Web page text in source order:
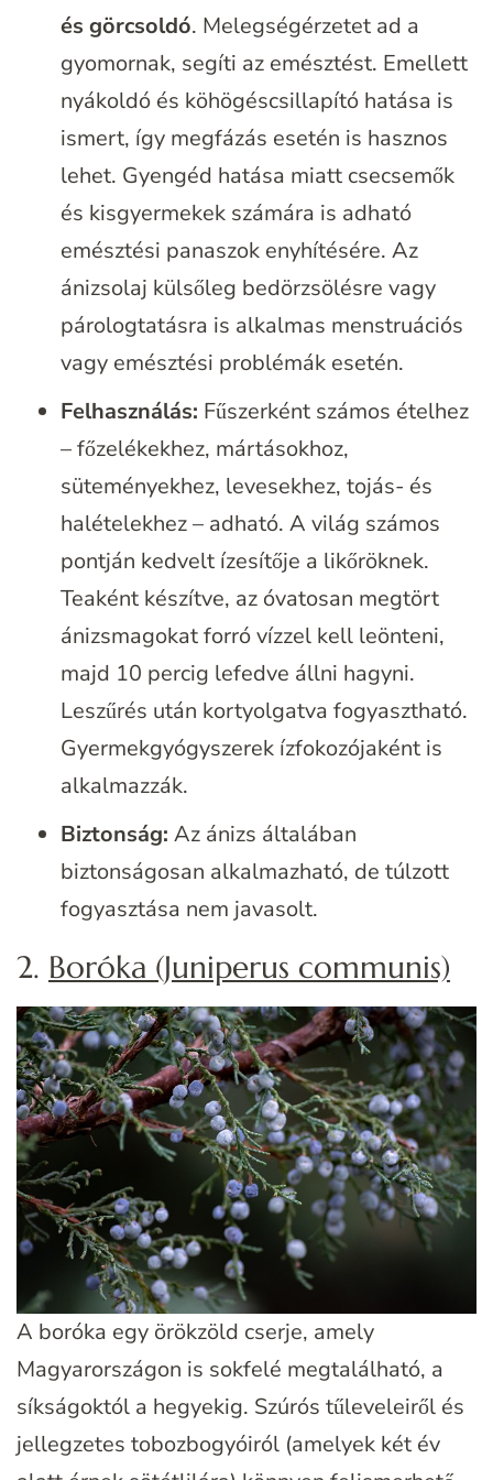
és görcsoldó. Melegségérzetet ad a
gyomornak, segíti az emésztést. Emellett
nyákoldó és köhögéscsillapító hatása is
ismert, így megfázás esetén is hasznos
lehet. Gyengéd hatása miatt csecsemők
és kisgyermekek számára is adható
emésztési panaszok enyhítésére. Az
ánizsolaj külsőleg bedörzsölésre vagy
párologtatásra is alkalmas menstruációs
vagy emésztési problémák esetén.
Felhasználás: Fűszerként számos ételhez
– főzelékekhez, mártásokhoz,
süteményekhez, levesekhez, tojás- és
halételekhez – adható. A világ számos
pontján kedvelt ízesítője a likőröknek.
Teaként készítve, az óvatosan megtört
ánizsmagokat forró vízzel kell leönteni,
majd 10 percig lefedve állni hagyni.
Leszűrés után kortyolgatva fogyasztható.
Gyermekgyógyszerek ízfokozójaként is
alkalmazzák.
Biztonság: Az ánizs általában
biztonságosan alkalmazható, de túlzott
fogyasztása nem javasolt.
2. Boróka (Juniperus communis)
A boróka egy örökzöld cserje, amely
Magyarországon is sokfelé megtalálható, a
síkságoktól a hegyekig. Szúrós tűleveleiről és
jellegzetes tobozbogyóiról (amelyek két év